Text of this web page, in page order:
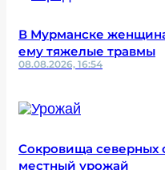
В Мурманске
ему тяжелые травмы
08.08.2026, 16:54
Сокровища северных
местный урожай